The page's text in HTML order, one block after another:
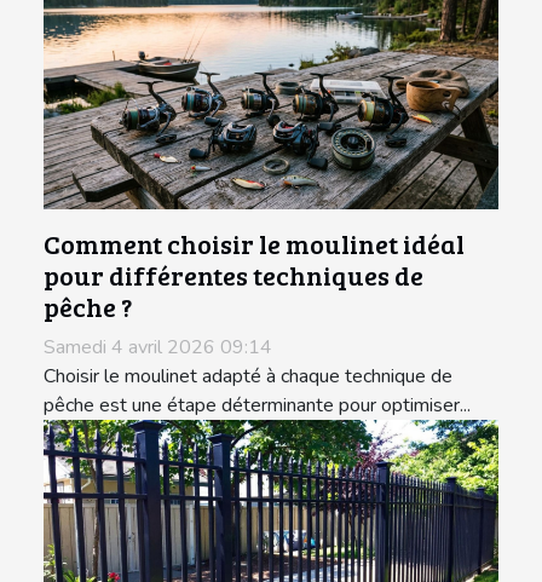
Comment choisir le moulinet idéal
pour différentes techniques de
pêche ?
Samedi 4 avril 2026 09:14
Choisir le moulinet adapté à chaque technique de
pêche est une étape déterminante pour optimiser...